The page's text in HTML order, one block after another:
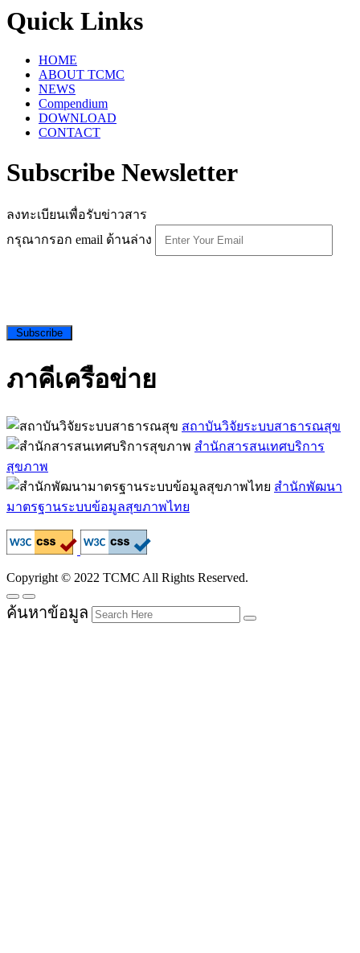
Quick Links
HOME
ABOUT TCMC
NEWS
Compendium
DOWNLOAD
CONTACT
Subscribe Newsletter
ลงทะเบียนเพื่อรับข่าวสาร
กรุณากรอก email ด้านล่าง
Subscribe
ภาคีเครือข่าย
สถาบันวิจัยระบบสาธารณสุข
สำนักสารสนเทศบริการ
สุขภาพ
สำนักพัฒนา
มาตรฐานระบบข้อมูลสุขภาพไทย
Copyright © 2022 TCMC All Rights Reserved.
ค้นหาข้อมูล